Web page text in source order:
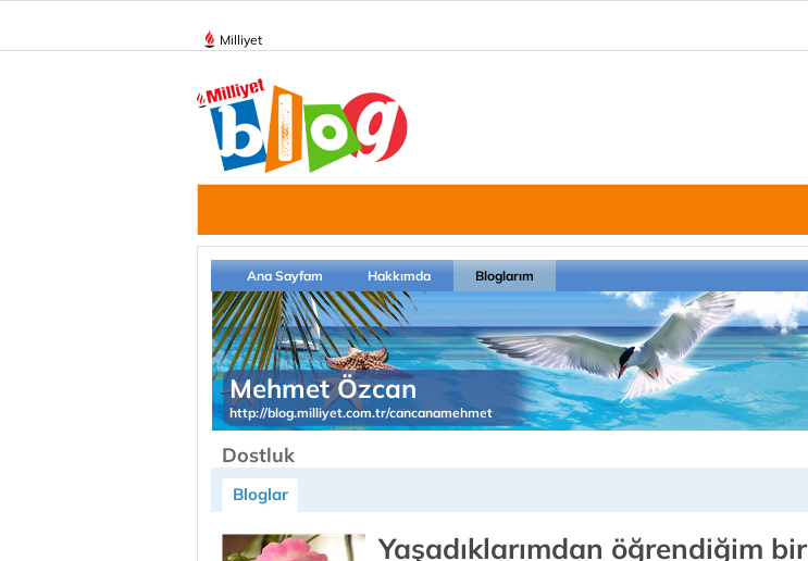
Milliyet
Ana Sayfam Hakkımda Bloglarım
Mehmet Özcan
http://blog.milliyet.com.tr/cancanamehmet
Dostluk
Bloglar
Yaşadıklarımdan öğrendiğim bir